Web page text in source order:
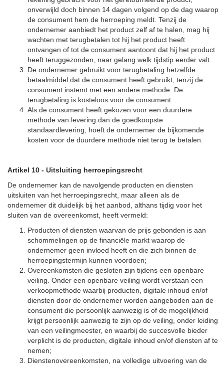
onverwijld doch binnen 14 dagen volgend op de dag waarop
de consument hem de herroeping meldt. Tenzij de
ondernemer aanbiedt het product zelf af te halen, mag hij
wachten met terugbetalen tot hij het product heeft
ontvangen of tot de consument aantoont dat hij het product
heeft teruggezonden, naar gelang welk tijdstip eerder valt.
De ondernemer gebruikt voor terugbetaling hetzelfde
betaalmiddel dat de consument heeft gebruikt, tenzij de
consument instemt met een andere methode. De
terugbetaling is kosteloos voor de consument.
Als de consument heeft gekozen voor een duurdere
methode van levering dan de goedkoopste
standaardlevering, hoeft de ondernemer de bijkomende
kosten voor de duurdere methode niet terug te betalen.
Artikel 10 - Uitsluiting herroepingsrecht
De ondernemer kan de navolgende producten en diensten
uitsluiten van het herroepingsrecht, maar alleen als de
ondernemer dit duidelijk bij het aanbod, althans tijdig voor het
sluiten van de overeenkomst, heeft vermeld:
Producten of diensten waarvan de prijs gebonden is aan
schommelingen op de financiële markt waarop de
ondernemer geen invloed heeft en die zich binnen de
herroepingstermijn kunnen voordoen;
Overeenkomsten die gesloten zijn tijdens een openbare
veiling. Onder een openbare veiling wordt verstaan een
verkoopmethode waarbij producten, digitale inhoud en/of
diensten door de ondernemer worden aangeboden aan de
consument die persoonlijk aanwezig is of de mogelijkheid
krijgt persoonlijk aanwezig te zijn op de veiling, onder leiding
van een veilingmeester, en waarbij de succesvolle bieder
verplicht is de producten, digitale inhoud en/of diensten af te
nemen;
Dienstenovereenkomsten, na volledige uitvoering van de